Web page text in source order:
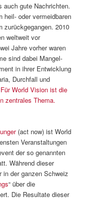
auch gute Nachrichten.
heil- oder vermeidbaren
zurückgegangen. 2010
weltweit vor
Jahre vorher waren
sind dabei Mangel-
in ihrer Entwicklung
Durchfall und
Für World Vision ist die
zentrales Thema.
(act now) ist World
Veranstaltungen
der so genannten
Während dieser
in der ganzen Schweiz
“ über die
Die Resultate dieser